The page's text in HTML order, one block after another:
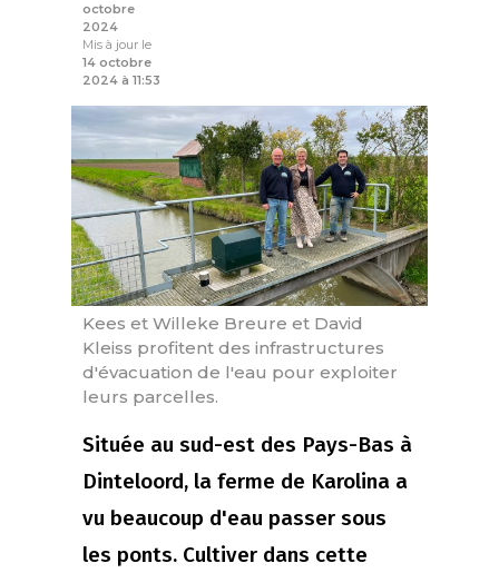
octobre
2024
Mis à jour le
14 octobre
2024 à 11:53
Kees et Willeke Breure et David
Kleiss profitent des infrastructures
d'évacuation de l'eau pour exploiter
leurs parcelles.
Située au sud-est des Pays-Bas à
Dinteloord, la ferme de Karolina a
vu beaucoup d'eau passer sous
les ponts. Cultiver dans cette